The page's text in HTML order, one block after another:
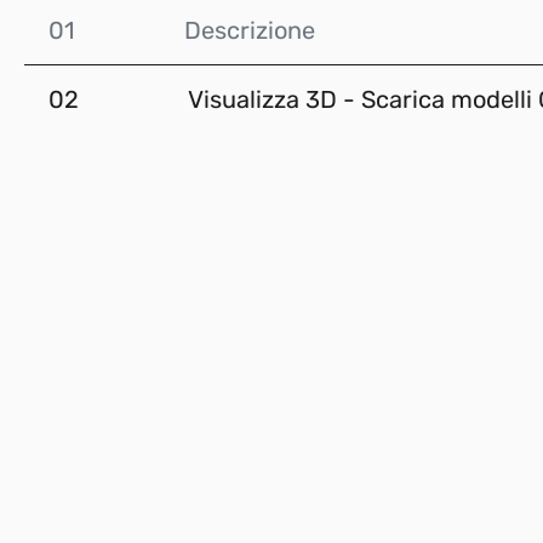
01 Descrizione
02 Visualizza 3D - Scarica modelli